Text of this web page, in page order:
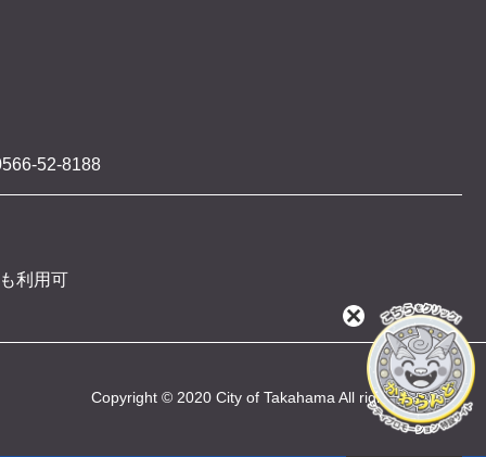
52-8188
利用可
Copyright © 2020 City of Takahama All rights reserved
閉
じ